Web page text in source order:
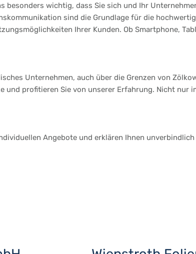
besonders wichtig, dass Sie sich und Ihr
sind die Grundlage für die
Ihrer Kunden. Ob Smartphone,
Unternehmen, auch über die Grenzen von
und profitieren Sie von unserer Erfahrung. Nicht nur
Angebote und erklären Ihnen